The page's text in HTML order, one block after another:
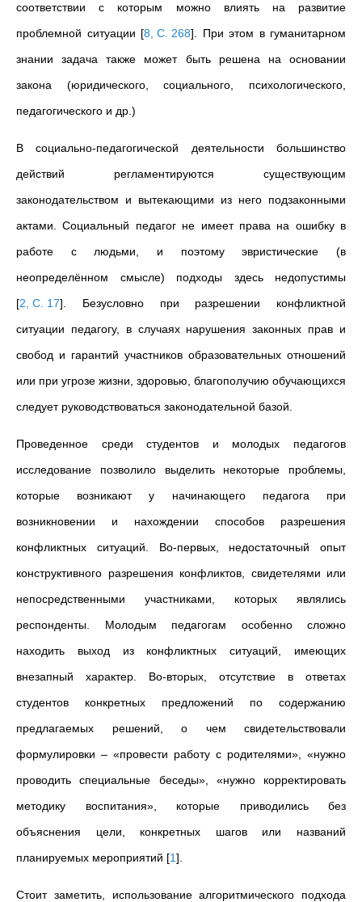
соответствии с которым можно влиять на развитие
проблемной ситуации [8, С. 268] . При этом в гуманитарном
знании задача также может быть решена на основании
закона (юридического, социального, психологического,
педагогического и др.)
В социально-педагогической деятельности большинство
действий регламентируются существующим
законодательством и вытекающими из него подзаконными
актами. Социальный педагог не имеет права на ошибку в
работе с людьми, и поэтому эвристические (в
неопределённом смысле) подходы здесь недопустимы
[2, С. 17] . Безусловно при разрешении конфликтной
ситуации педагогу, в случаях нарушения законных прав и
свобод и гарантий участников образовательных отношений
или при угрозе жизни, здоровью, благополучию обучающихся
следует руководствоваться законодательной базой.
Проведенное среди студентов и молодых педагогов
исследование позволило выделить некоторые проблемы,
которые возникают у начинающего педагога при
возникновении и нахождении способов разрешения
конфликтных ситуаций. Во-первых, недостаточный опыт
конструктивного разрешения конфликтов, свидетелями или
непосредственными участниками, которых являлись
респонденты. Молодым педагогам особенно сложно
находить выход из конфликтных ситуаций, имеющих
внезапный характер. Во-вторых, отсутствие в ответах
студентов конкретных предложений по содержанию
предлагаемых решений, о чем свидетельствовали
формулировки – «провести работу с родителями», «нужно
проводить специальные беседы», «нужно корректировать
методику воспитания», которые приводились без
объяснения цели, конкретных шагов или названий
планируемых мероприятий [1]
Стоит заметить, использование алгоритмического подхода